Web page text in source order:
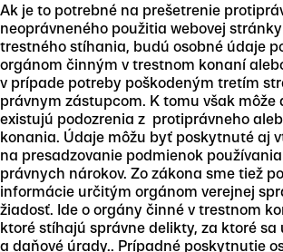
Ak je to potrebné na prešetrenie
neoprávneného použitia webovej
trestného stíhania, budú osobné údaje
orgánom činným v trestnom konaní
v prípade potreby poškodeným tretím
právnym zástupcom. K tomu však môže
existujú podozrenia z protiprávneho
konania. Údaje môžu byť poskytnuté aj
na presadzovanie podmienok
právnych nárokov. Zo zákona sme tiež
informácie určitým orgánom verejnej
žiadosť. Ide o orgány činné v trestnom
ktoré stíhajú správne delikty, za ktoré
a daňové úrady.. Prípadné poskytnutie